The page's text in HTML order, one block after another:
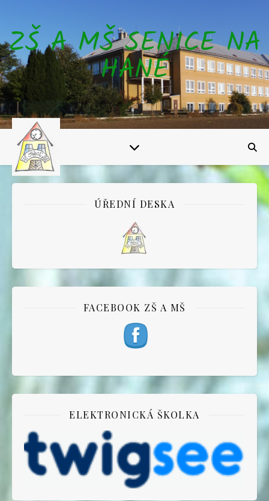
ZŠ A MŠ SENICE NA
HANÉ
ÚŘEDNÍ DESKA
FACEBOOK ZŠ A MŠ
ELEKTRONICKÁ ŠKOLKA